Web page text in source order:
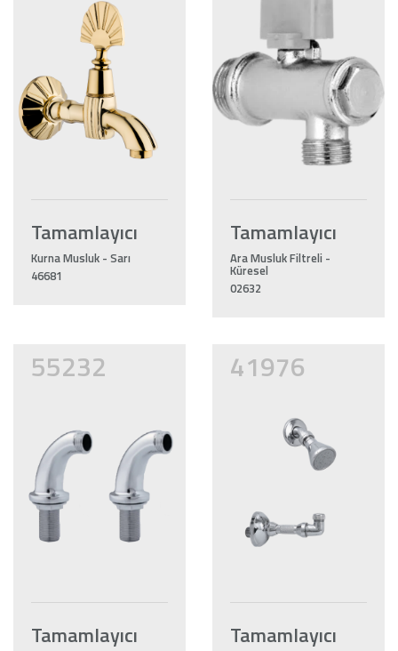
Tamamlayıcı
Kurna Musluk - Sarı
46681
Tamamlayıcı
Ara Musluk Filtreli -
Küresel
02632
55232
Tamamlayıcı
41976
Tamamlayıcı